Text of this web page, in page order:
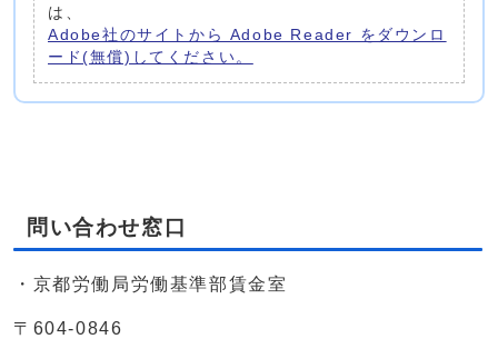
は、
Adobe社のサイトから Adobe Reader をダウンロ
ード(無償)してください。
問い合わせ窓口
・京都労働局労働基準部賃金室
〒604-0846